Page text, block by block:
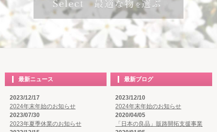
最新ニュース
2023/12/17
2024年末年始のお知らせ
2023/07/30
2023年夏季休業のお知らせ
最新ブログ
2023/12/10
2024年末年始のお知らせ
2020/04/05
「日本の良品」販路開拓支援事業